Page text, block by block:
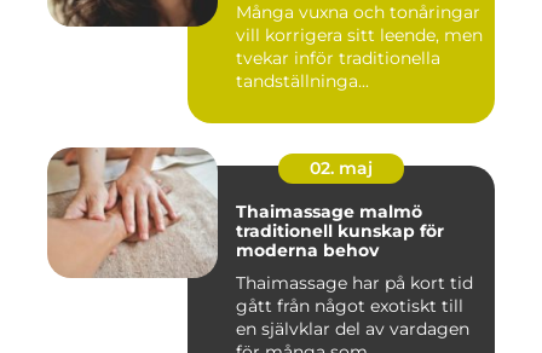
Många vuxna och tonåringar
vill korrigera sitt leende, men
tvekar inför traditionella
tandställninga...
02. maj
Thaimassage malmö
traditionell kunskap för
moderna behov
Thaimassage har på kort tid
gått från något exotiskt till
en självklar del av vardagen